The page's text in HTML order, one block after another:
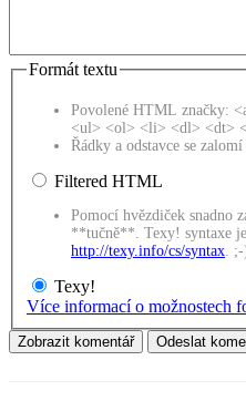
Formát textu
Povolené HTML značky:
<ul> <ol> <li> <dl> <dt>
Řádky a odstavce se
Filtered HTML
Pomocí hvězdiček snadno
**tučně**. Texy! syntaxe
http://texy.info/cs/syntax .
Texy!
Více informací o možnostech